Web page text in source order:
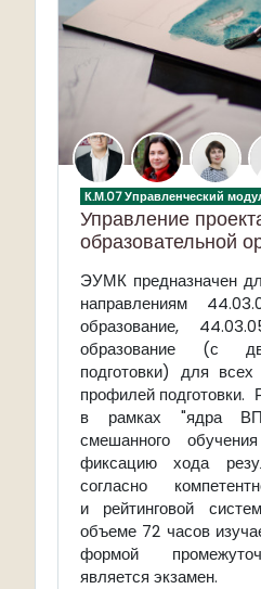
К.М.07 Управленческий
Управление
образовательной
ЭУМК предназначен
направлениям
образование,
образование (с
подготовки) для
профилей подготовки.
в рамках "ядра
смешанного
фиксацию хода
согласно
и рейтинговой
объеме 72 часов
формой
является экзамен.